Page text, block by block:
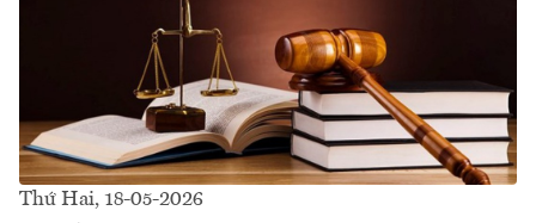
Thứ Hai, 18-05-2026